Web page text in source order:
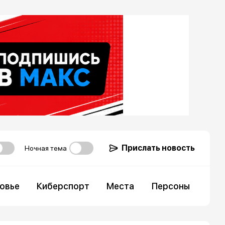
Ночная тема Прислать новость
Киберспорт Места Персоны